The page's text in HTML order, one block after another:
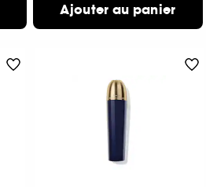
Ajouter au panier